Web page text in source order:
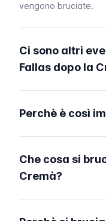
vengono bruciate.
Ci sono altri
Fallas dopo la
Perchè è così
Che cosa si
Cremà?